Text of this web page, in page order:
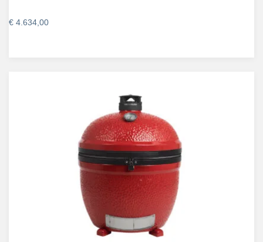
€ 4.634,00